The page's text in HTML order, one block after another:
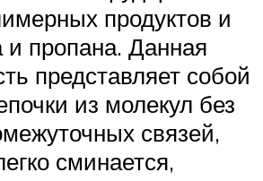
продуктов и
и пропана. Данная
представляет собой
из молекул без
связей,
сминается,